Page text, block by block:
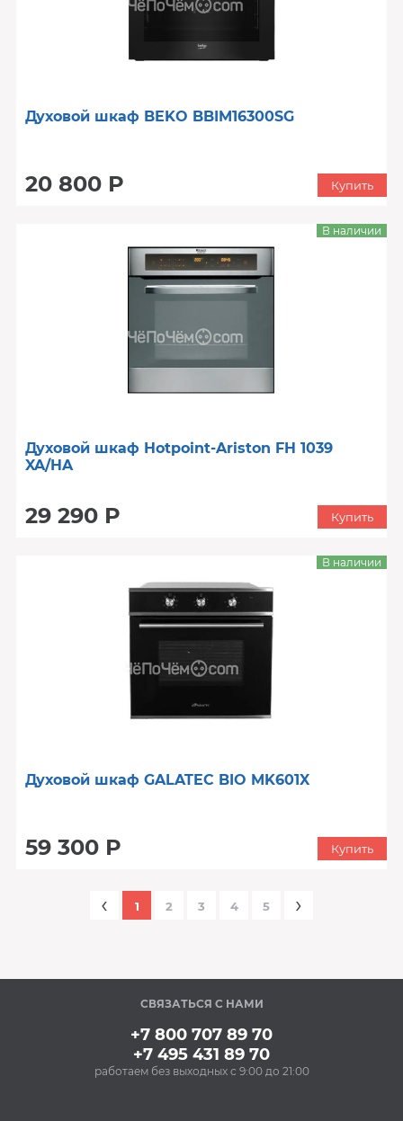
Духовой шкаф BEKO BBIM16300SG
20 800 Р Купить
Духовой шкаф Hotpoint-Ariston FH 1039
XA/HA
29 290 Р
В наличии
Купить
Духовой шкаф GALATEC BIO MK601X
59 300 Р
В наличии
Купить
‹ 1 2 3 4 5 ›
СВЯЗАТЬСЯ С НАМИ
+7 800 707 89 70
+7 495 431 89 70
работаем без выходных с 9:00 до 21:00